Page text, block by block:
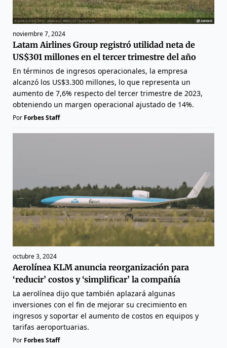
noviembre 7, 2024
Latam Airlines Group registró utilidad neta de
US$301 millones en el tercer trimestre del año
En términos de ingresos operacionales, la empresa
alcanzó los US$3.300 millones, lo que representa un
aumento de 7,6% respecto del tercer trimestre de 2023,
obteniendo un margen operacional ajustado de 14%.
Por Forbes Staff
octubre 3, 2024
Aerolínea KLM anuncia reorganización para
‘reducir’ costos y ‘simplificar’ la compañía
La aerolínea dijo que también aplazará algunas
inversiones con el fin de mejorar su crecimiento en
ingresos y soportar el aumento de costos en equipos y
tarifas aeroportuarias.
Por Forbes Staff